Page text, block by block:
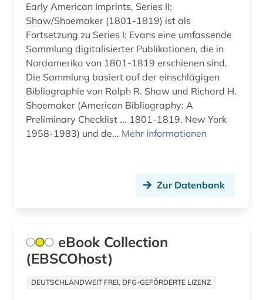
elektronische zeitung (2)
elektronisches buch (571)
elektrotechnik (7)
empirische sozialforschung (1)
energie (1)
energiemanagement (1)
englisch literatur (1)
Early American Imprints, Series II:
Shaw/Shoemaker (1801-1819) ist als
Fortsetzung zu Series I: Evans eine umfassende
Sammlung digitalisierter Publikationen, die in
Nordamerika von 1801-1819 erschienen sind.
Die Sammlung basiert auf der einschlägigen
Bibliographie von Ralph R. Shaw und Richard H.
Shoemaker (American Bibliography: A
Preliminary Checklist ... 1801-1819, New York
1958-1983) und de... Mehr Informationen
Zur Datenbank
eBook Collection
(EBSCOhost)
DEUTSCHLANDWEIT FREI, DFG-GEFÖRDERTE LIZENZ